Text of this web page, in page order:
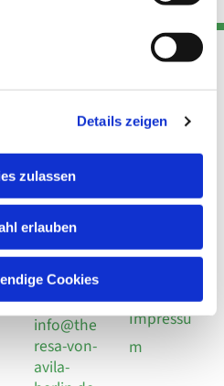
Details zeigen
zulassen
erlauben
Cookies
Kont
Telefon
+49 30
924 64 28
30 924 54
18
E-Mail
info@the
resa-von-
avila-
Links
Datensch
Datensch
Social
Impressu
m